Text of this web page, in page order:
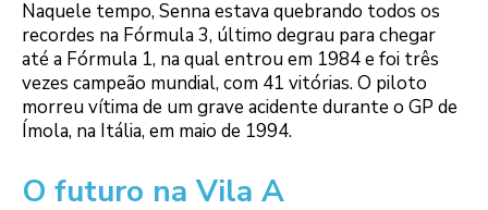
Naquele tempo, Senna estava quebrando todos os
recordes na Fórmula 3, último degrau para chegar
até a Fórmula 1, na qual entrou em 1984 e foi três
vezes campeão mundial, com 41 vitórias. O piloto
morreu vítima de um grave acidente durante o GP de
Ímola, na Itália, em maio de 1994.
O futuro na Vila A